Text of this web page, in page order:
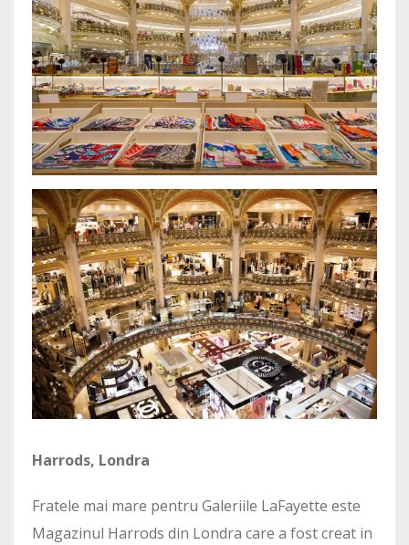
Harrods, Londra
Fratele mai mare pentru Galeriile LaFayette este
Magazinul Harrods din Londra care a fost creat in